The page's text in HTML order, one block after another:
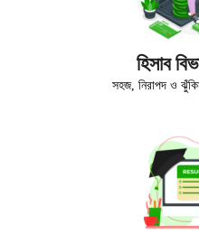
হিসাব
সহজ, নিরাপদ ও